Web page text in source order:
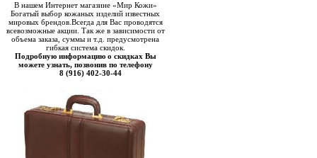
В нашем Интернет магазине «Мир Кожи»
Богатый выбор кожаных изделий известных
мировых брендов.Всегда для Вас проводятся
всевозможные акции. Так же в зависимости от
объема заказа, суммы и т.д. предусмотрена
гибкая система скидок.
Подробную информацию о скидках Вы
можете узнать, позвонив по телефону
8 (916) 402-30-44